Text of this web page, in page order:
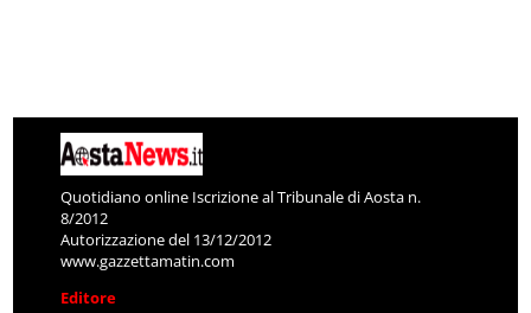
Quotidiano online Iscrizione al Tribunale di Aosta n.
8/2012
Autorizzazione del 13/12/2012
www.gazzettamatin.com
Editore